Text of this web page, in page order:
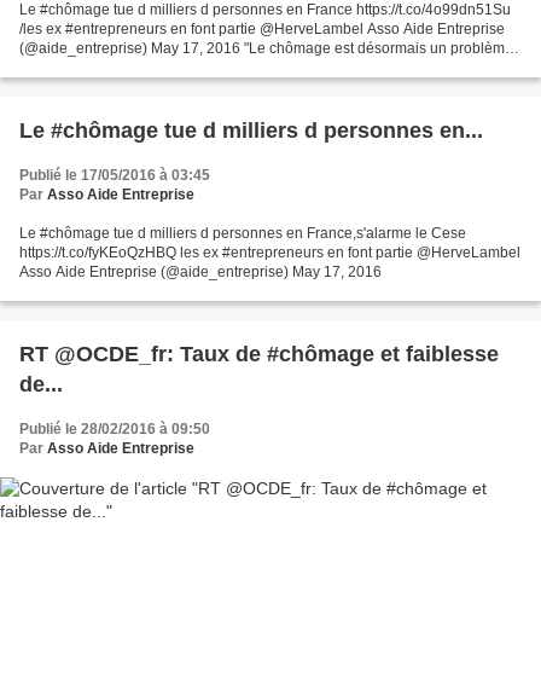
Le #chômage tue d milliers d personnes en France https://t.co/4o99dn51Su
/les ex #entrepreneurs en font partie @HerveLambel Asso Aide Entreprise
(@aide_entreprise) May 17, 2016 "Le chômage est désormais un problème
Le #chômage tue d milliers d personnes en...
Publié le 17/05/2016 à 03:45
Par Asso Aide Entreprise
Le #chômage tue d milliers d personnes en France,s'alarme le Cese
https://t.co/fyKEoQzHBQ les ex #entrepreneurs en font partie @HerveLambel
Asso Aide Entreprise (@aide_entreprise) May 17, 2016
RT @OCDE_fr: Taux de #chômage et faiblesse
de...
Publié le 28/02/2016 à 09:50
Par Asso Aide Entreprise